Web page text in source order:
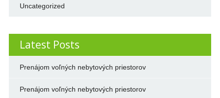
Uncategorized
Latest Posts
Prenájom voľných nebytových priestorov
Prenájom voľných nebytových priestorov